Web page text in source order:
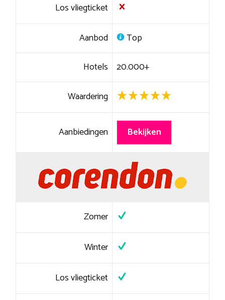
Los vliegticket
Aanbod
Top
Hotels 20.000+
Waardering
Aanbiedingen Bekijken
Zomer
Winter
Los vliegticket